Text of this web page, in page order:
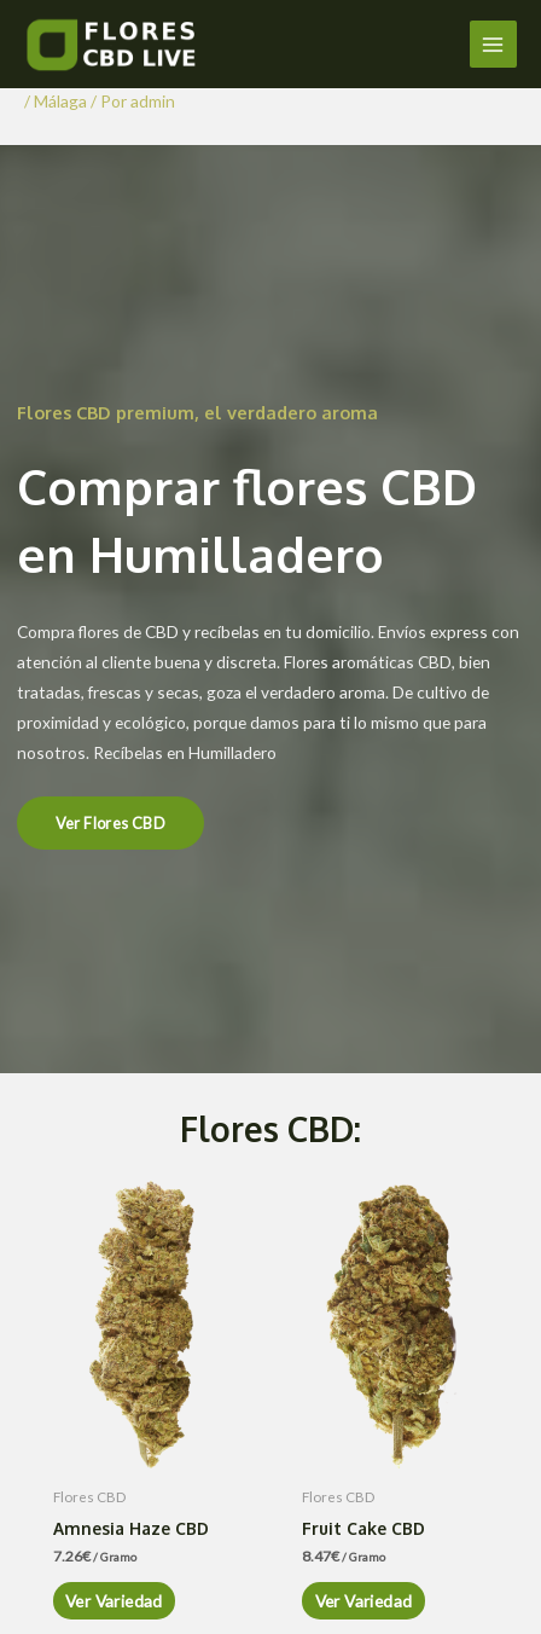
contenido
Main
Comprar Flores CBD en
Humilladero
/Málaga / Poradmin
Flores CBD premium, el verdadero aroma
Comprar flores CBD
en Humilladero
Compra flores de CBD y recíbelas en tu domicilio. Envíos express con
atención al cliente buena y discreta. Flores aromáticas CBD, bien
tratadas, frescas y secas, goza el verdadero aroma. De cultivo de
proximidad y ecológico, porque damos para ti lo mismo que para
nosotros. Recíbelas en Humilladero
Ver Flores CBD
Flores CBD:
Flores CBD
Amnesia Haze CBD
7.26€/ Gramo
Ver Variedad
Flores CBD
Fruit Cake CBD
8.47€/ Gramo
Ver Variedad